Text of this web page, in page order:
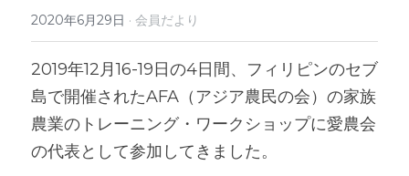
2020年6月29日 · 会員だより
2019年12月16-19日の4日間、フィリピンのセブ
島で開催されたAFA（アジア農民の会）の家族
農業のトレーニング・ワークショップに愛農会
の代表として参加してきました。